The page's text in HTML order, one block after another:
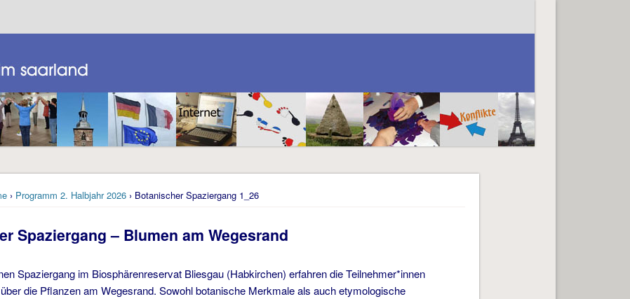
› Programm 2. Halbjahr 2026 › Botanischer Spaziergang 1_26
Spaziergang– Blumen am Wegesrand
Spaziergang im Biosphärenreservat Bliesgau (Habkirchen) erfahren die Teilnehmer*innen
die Pflanzen am Wegesrand. Sowohl botanische Merkmale als auch etymologische